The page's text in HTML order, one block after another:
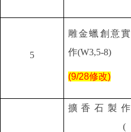
5
雕金蠟創意實
作(W3,5-8)
(9/28修改)
擴香石製作
(